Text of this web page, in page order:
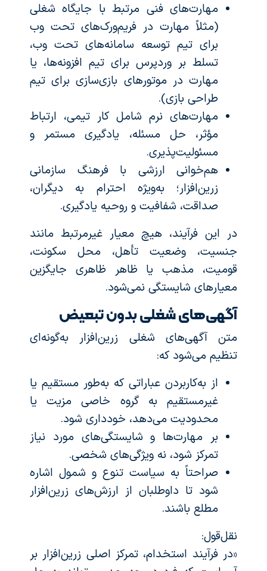
مهارت‌های فنی مرتبط با جایگاه شغلی
(مثلاً مهارت در فریم‌ورک‌های تحت وب
برای تیم توسعه سامانه‌های تحت وب،
تسلط بر وردپرس برای تیم افزونه‌ها، یا
مهارت در موتورهای بازی‌سازی برای تیم
طراحی بازی).
مهارت‌های نرم شامل کار تیمی، ارتباط
مؤثر، حل مسئله، یادگیری مستمر و
مسئولیت‌پذیری.
هم‌خوانی ارزشی با فرهنگ سازمانی
زرین‌افزار؛ به‌ویژه احترام به دیگران،
صداقت، شفافیت و روحیه یادگیری.
در این فرآیند، هیچ معیار غیرمرتبط مانند
جنسیت، وضعیت تأهل، محل سکونت،
قومیت، مذهب یا ظاهر ظاهری جایگزین
معیارهای شایستگی نمی‌شود.
آگهی‌های شغلی بدون تبعیض
متن آگهی‌های شغلی زرین‌افزار به‌گونه‌ای
تنظیم می‌شود که:
از به‌کاربردن عباراتی که به‌طور مستقیم یا
غیرمستقیم به گروه خاصی مزیت یا
محدودیت می‌دهد، خودداری شود.
بر مهارت‌ها و شایستگی‌های مورد نیاز
تمرکز شود، نه ویژگی‌های شخصی.
صراحتاً به سیاست تنوع و شمول اشاره
شود تا داوطلبان از ارزش‌های زرین‌افزار
مطلع باشند.
نقل‌قول:
«در فرآیند استخدام، تمرکز اصلی زرین‌افزار بر